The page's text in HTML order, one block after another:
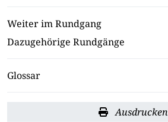
Weiter im Rundgang
Dazugehörige Rundgänge
Glossar
Ausdrucken